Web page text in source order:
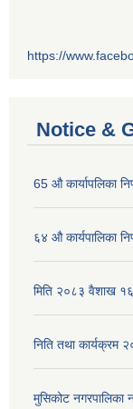
https://
Notice &
65 औ कार्यापलिका
६४ औ कार्यपालिका
मिति २०८३ वैशाख
निति तथा कार्यक्रम
मुसिकोट